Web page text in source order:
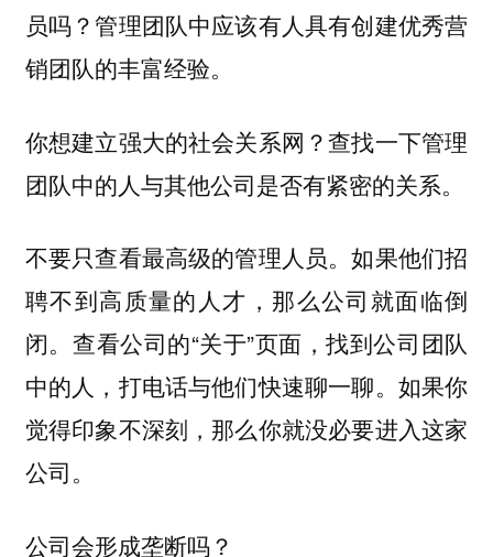
员吗？管理团队中应该有人具有创建优秀营
销团队的丰富经验。
你想建立强大的社会关系网？查找一下管理
团队中的人与其他公司是否有紧密的关系。
不要只查看最高级的管理人员。如果他们招
聘不到高质量的人才，那么公司就面临倒
闭。查看公司的“关于”页面，找到公司团队
中的人，打电话与他们快速聊一聊。如果你
觉得印象不深刻，那么你就没必要进入这家
公司。
公司会形成垄断吗？